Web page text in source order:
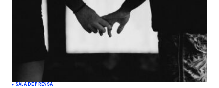
SALA DE PRENSA